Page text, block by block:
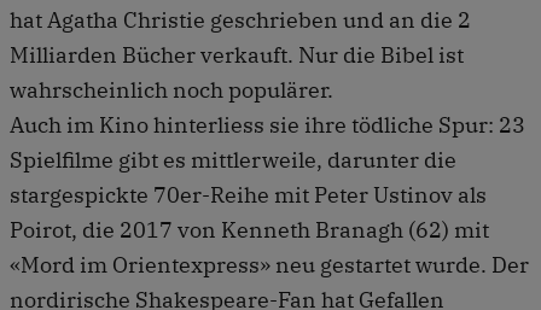
hat Agatha Christie geschrieben und an die 2
Milliarden Bücher verkauft. Nur die Bibel ist
wahrscheinlich noch populärer.
Auch im Kino hinterliess sie ihre tödliche Spur: 23
Spielfilme gibt es mittlerweile, darunter die
stargespickte 70er-Reihe mit Peter Ustinov als
Poirot, die 2017 von Kenneth Branagh (62) mit
«Mord im Orientexpress» neu gestartet wurde. Der
nordirische Shakespeare-Fan hat Gefallen